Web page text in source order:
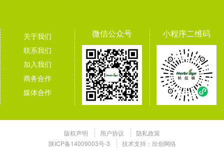
关于我们
联系我们
加入我们
商务合作
媒体合作
微信公众号 小程序二维码
版权声明 用户协议
隐私政策
陕ICP备14009003号-3
技术支持： 欣创网络